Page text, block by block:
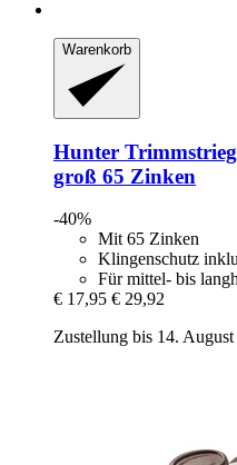
Warenkorb
Hunter
groß 65 Zinken
-40%
Mit 65 Zinken
Klingenschutz
Für mittel- bis
€ 17,95 € 29,92
Zustellung bis 14. August